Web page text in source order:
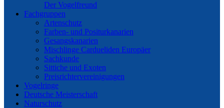
Der Vogelfreund
Fachgruppen
Artenschutz
Farben- und Positurkanarien
Gesangskanarien
Mischlinge Cardueliden Europäer
Sachkunde
Sittiche und Exoten
Preisrichtervereinigungen
Vogelringe
Deutsche Meisterschaft
Naturschutz